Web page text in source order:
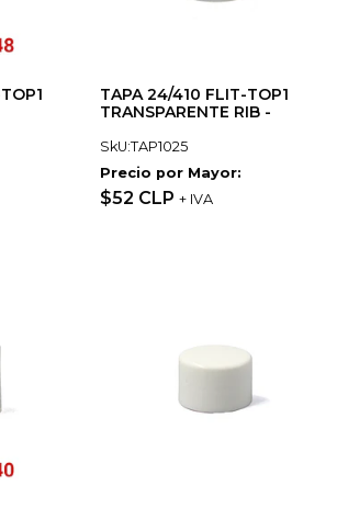
TAPA 24/410 FLIT-TOP1
TRANSPARENTE RIB -
SkU:TAP1025
Precio por Mayor:
$52 CLP + IVA